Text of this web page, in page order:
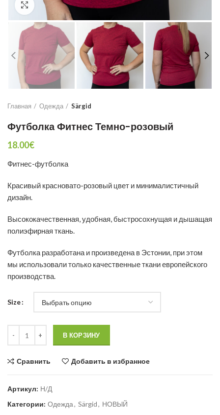
Click to enlarge
Главная Одежда Särgid
Футболка Фитнес Темно-розовый
18.00€
Фитнес-футболка
Красивый красновато-розовый цвет и минималистичный
дизайн.
Высококачественная, удобная, быстросохнущая и дышащая
полиэфирная ткань.
Футболка разработана и произведена в Эстонии, при этом
мы использовали только качественные ткани европейского
производства.
Size
В КОРЗИНУ
Сравнить Добавить в избранное
Артикул: Н/Д
Категории: Одежда, Särgid, НОВЫЙ